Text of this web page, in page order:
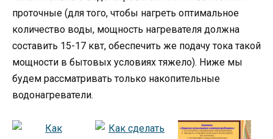
проточные (для того, чтобы нагреть оптимальное
количество воды, мощность нагревателя должна
составить 15-17 квт, обеспечить же подачу тока такой
мощности в бытовых условиях тяжело). Ниже мы
будем рассматривать только накопительные
водонагреватели.